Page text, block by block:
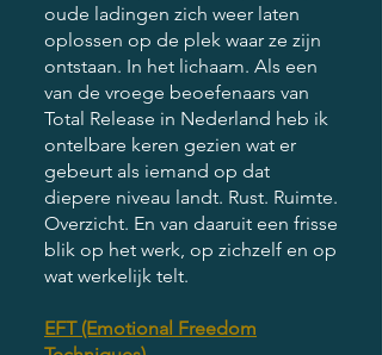
oude ladingen zich weer laten
oplossen op de plek waar ze zijn
ontstaan. In het lichaam. Als een
van de vroege beoefenaars van
Total Release in Nederland heb ik
ontelbare keren gezien wat er
gebeurt als iemand op dat
diepere niveau landt. Rust. Ruimte.
Overzicht. En van daaruit een frisse
blik op het werk, op zichzelf en op
wat werkelijk telt.
EFT (Emotional Freedom